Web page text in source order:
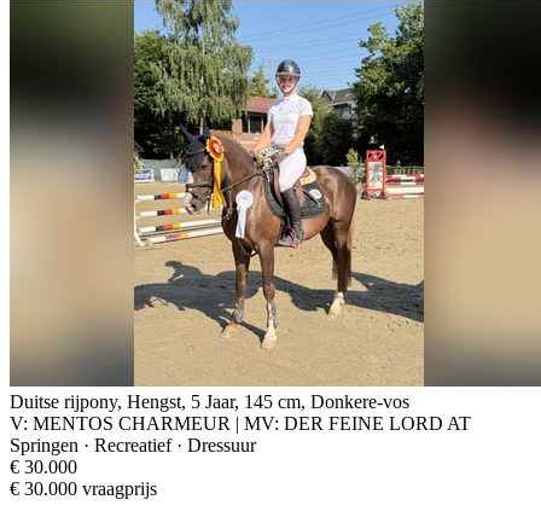
Duitse rijpony, Hengst, 5 Jaar, 145 cm, Donkere-vos
V: MENTOS CHARMEUR | MV: DER FEINE LORD AT
Springen · Recreatief · Dressuur
€ 30.000
€ 30.000 vraagprijs